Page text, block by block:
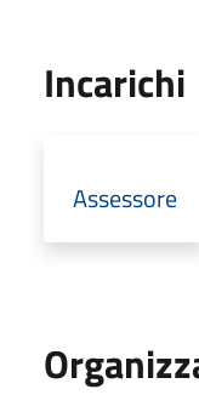
Incarichi
Assessore